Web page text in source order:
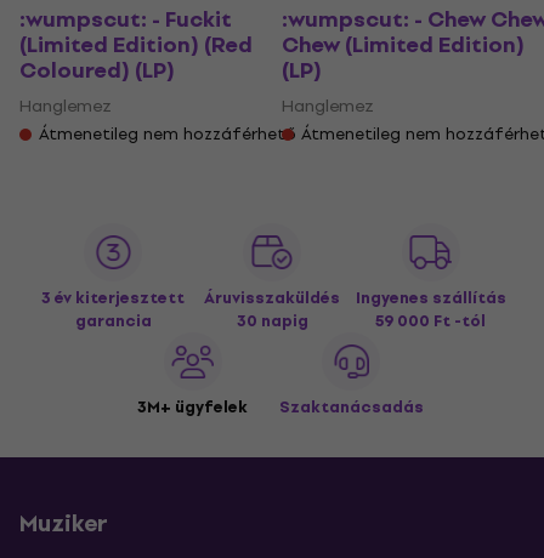
:wumpscut: - Fuckit
(Limited Edition) (Red
Coloured) (LP)
Hanglemez
Átmenetileg nem hozzáférhető
:wumpscut: - Chew
Chew (Limited Edition)
(LP)
Hanglemez
Átmenetileg nem
3 év kiterjesztett
garancia
Áruvisszaküldés
30 napig
Ingyenes szállítás
59 000 Ft -tól
3M+ ügyfelek Szaktanácsadás
Muziker